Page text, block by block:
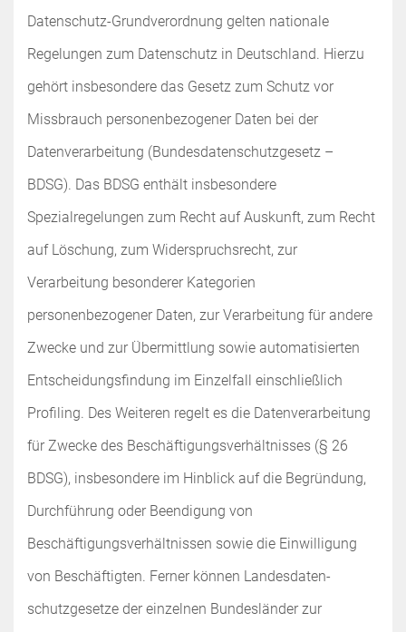
Datenschutz-Grundverordnung gelten nationale
Regelungen zum Datenschutz in Deutschland. Hierzu
gehört insbesondere das Gesetz zum Schutz vor
Missbrauch personenbezogener Daten bei der
Datenverarbeitung (Bundesdatenschutzgesetz –
BDSG). Das BDSG enthält insbesondere
Spezialregelungen zum Recht auf Auskunft, zum Recht
auf Löschung, zum Widerspruchsrecht, zur
Verarbeitung besonderer Kategorien
personenbezogener Daten, zur Verarbeitung für andere
Zwecke und zur Übermittlung sowie automatisierten
Entscheidungsfindung im Einzelfall einschließlich
Profiling. Des Weiteren regelt es die Datenverarbeitung
für Zwecke des Beschäftigungsverhältnisses (§ 26
BDSG), insbesondere im Hinblick auf die Begründung,
Durchführung oder Beendigung von
Beschäftigungsverhältnissen sowie die Einwilligung
von Beschäftigten. Ferner können Landesdaten-
schutzgesetze der einzelnen Bundesländer zur